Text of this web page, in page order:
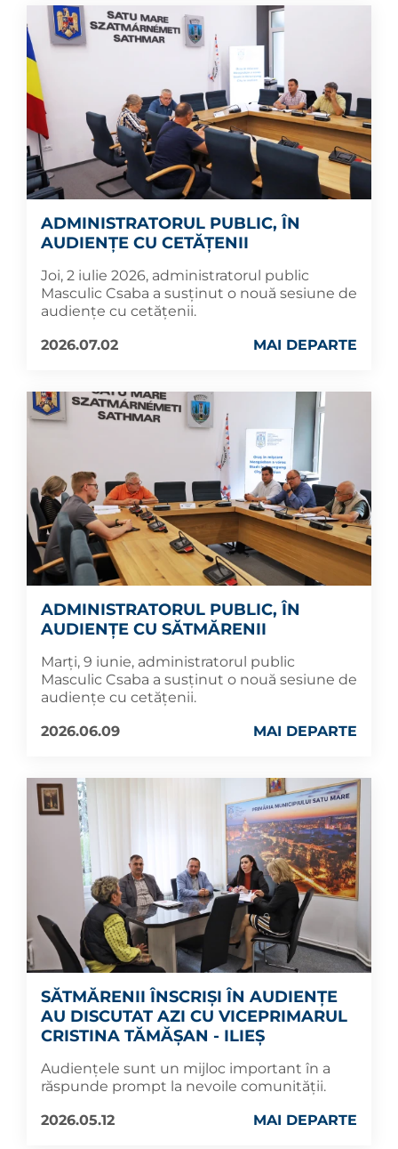
ADMINISTRATORUL PUBLIC, ÎN
AUDIENȚE CU CETĂȚENII
Joi, 2 iulie 2026, administratorul public
Masculic Csaba a susținut o nouă sesiune de
audiențe cu cetățenii.
2026.07.02
MAI DEPARTE
ADMINISTRATORUL PUBLIC, ÎN
AUDIENȚE CU SĂTMĂRENII
Marți, 9 iunie, administratorul public
Masculic Csaba a susținut o nouă sesiune de
audiențe cu cetățenii.
2026.06.09
MAI DEPARTE
SĂTMĂRENII ÎNSCRIȘI ÎN AUDIENȚE
AU DISCUTAT AZI CU VICEPRIMARUL
CRISTINA TĂMĂȘAN - ILIEȘ
Audiențele sunt un mijloc important în a
răspunde prompt la nevoile comunității.
2026.05.12
MAI DEPARTE